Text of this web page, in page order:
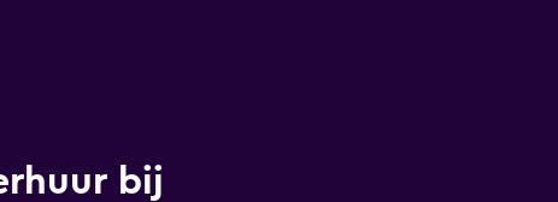
bij